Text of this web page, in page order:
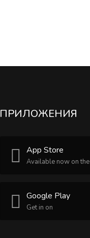
ПРИЛОЖЕНИЯ
App Store
Available now on the
Google Play
Get in on